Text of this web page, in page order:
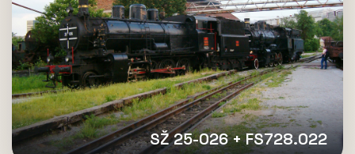
SŽ 25-026 + FS728.022